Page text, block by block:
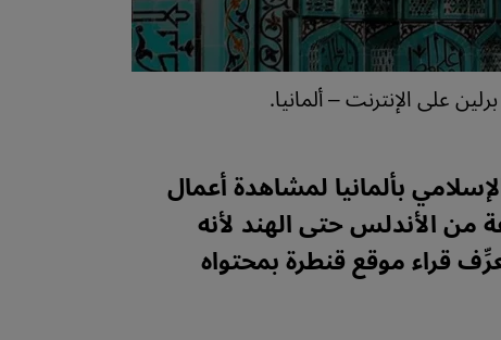
على الإنترنت – ألمانيا.
بألمانيا لمشاهدة أعمال
من الأندلس حتى الهند لأنه
قراء موقع قنطرة بمحتواه